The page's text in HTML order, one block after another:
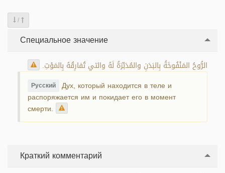
/
Специальное значение
الرُّوحُ المَنْفُوخَةُ بِالبَدَنِ والمُدَبِّرَةُ لَهُ والتي تُفارِقُهُ بِالمَوْتِ.
Русский Дух, который находится в теле и
распоряжается им и покидает его в момент
смерти.
Краткий комментарий